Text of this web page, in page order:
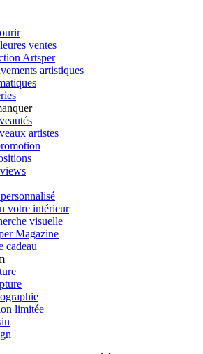
ventes
Artsper
artistiques
artistes
votre intérieur
visuelle
Magazine
cadeau
limitée